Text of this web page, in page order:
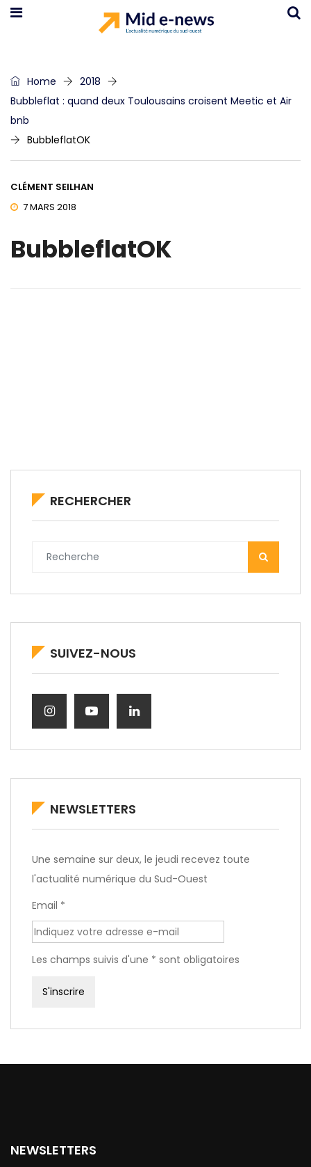
Home
2018
Bubbleflat : quand deux Toulousains croisent Meetic et Air
bnb
BubbleflatOK
CLÉMENT SEILHAN
7 MARS 2018
BubbleflatOK
RECHERCHER
SUIVEZ-NOUS
NEWSLETTERS
Une semaine sur deux, le jeudi recevez toute
l'actualité numérique du Sud-Ouest
Email *
Les champs suivis d'une * sont obligatoires
NEWSLETTERS